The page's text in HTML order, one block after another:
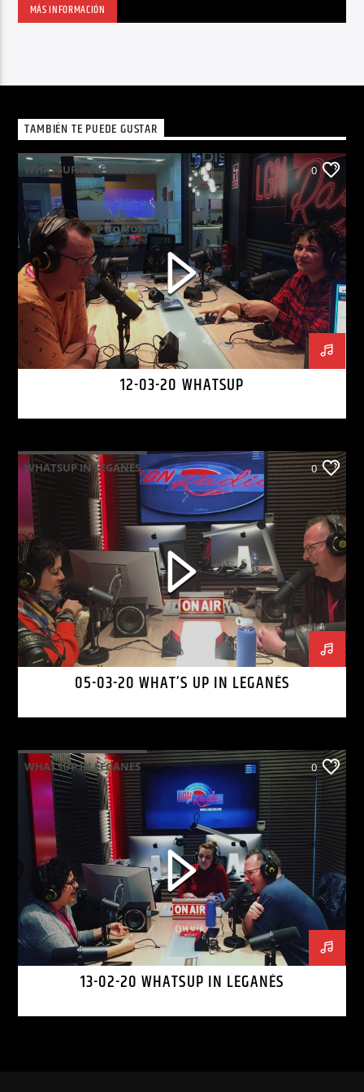
MÁS INFORMACIÓN
TAMBIÉN TE PUEDE GUSTAR
WHATSUP IN LEGANES 0
12-03-20 WHATSUP
WHATSUP IN LEGANES 0
05-03-20 WHAT’S UP IN LEGANÉS
WHATSUP IN LEGANES 0
13-02-20 WHATSUP IN LEGANÉS